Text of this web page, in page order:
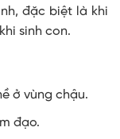
đặc biệt là khi
sinh con.
ở vùng chậu.
đạo.